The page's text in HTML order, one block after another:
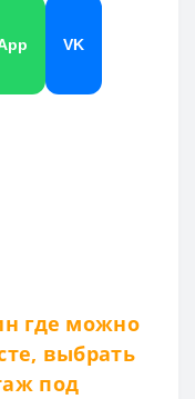
VK
где можно
выбрать
под